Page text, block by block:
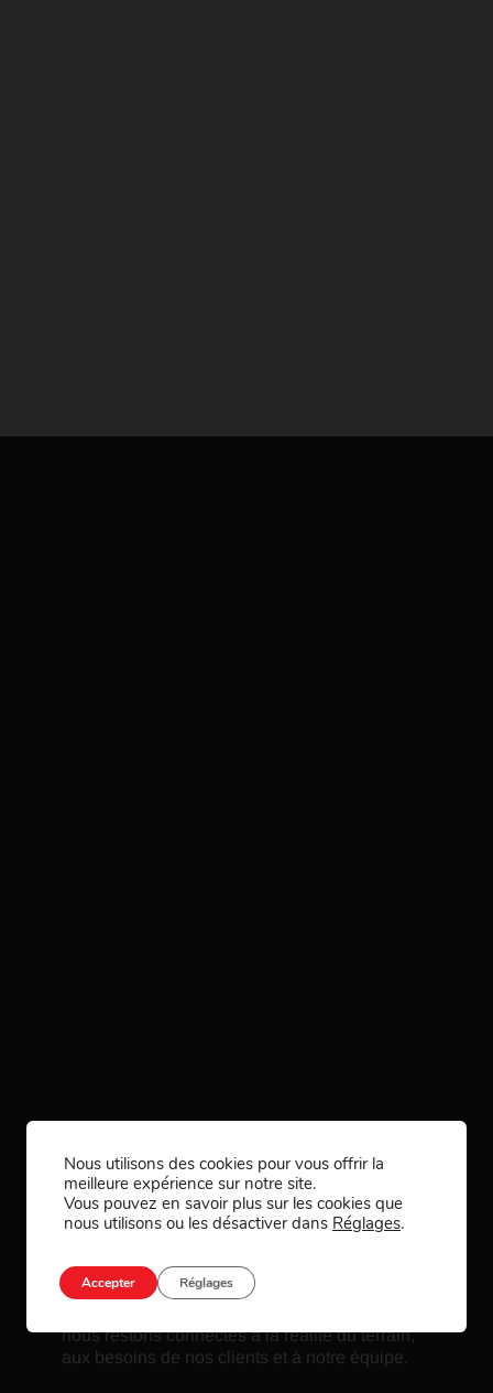
Nous relions les régions, les industries et les
nous restons connectés à la réalité du terrain,
aux besoins de nos clients et à notre équipe.
Nous utilisons des cookies pour vous offrir la
meilleure expérience sur notre site.
Vous pouvez en savoir plus sur les cookies que
nous utilisons ou les désactiver dans Réglages.
Accepter Réglages